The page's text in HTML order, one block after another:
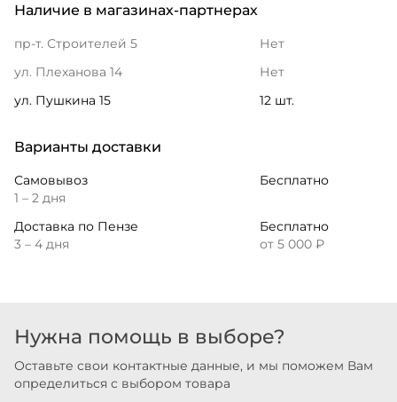
Наличие в магазинах-партнерах
пр-т. Строителей 5
Нет
ул. Плеханова 14
Нет
ул. Пушкина 15
12 шт.
Варианты доставки
Самовывоз
1 – 2 дня
Бесплатно
Доставка по Пензе
3 – 4 дня
Бесплатно
от 5 000 ₽
Нужна помощь в выборе?
Оставьте свои контактные данные, и мы поможем Вам
определиться с выбором товара